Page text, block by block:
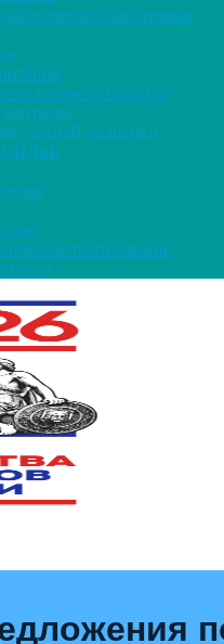
работников
горячего питания
учетной политики
ОЦДиК
тестирование